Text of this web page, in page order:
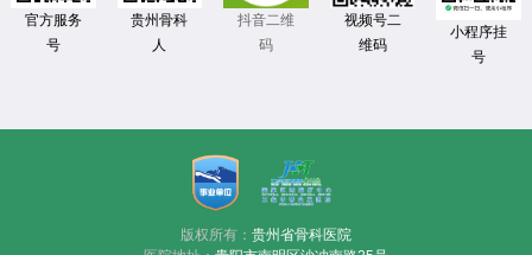
官方服务
号
贵州骨科
人
抖音二维
码
视频号二
维码
小程序挂
号
版权所有： 贵州省骨科医院